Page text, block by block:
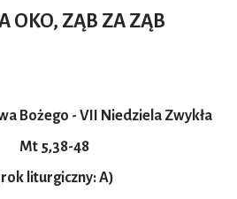
OKO, ZĄB ZA ZĄB
Bożego - VII Niedziela Zwykła
Mt 5,38-48
liturgiczny: A)